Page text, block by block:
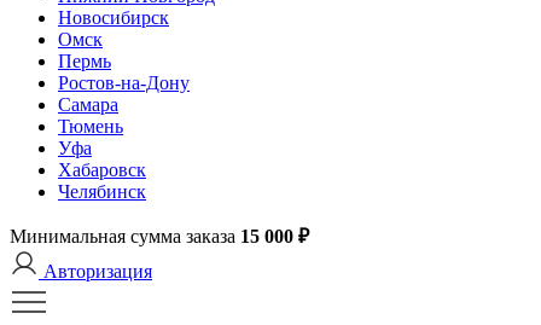
Новосибирск
Омск
Пермь
Ростов-на-Дону
Самара
Тюмень
Уфа
Хабаровск
Челябинск
Минимальная сумма заказа 15 000 ₽
Авторизация